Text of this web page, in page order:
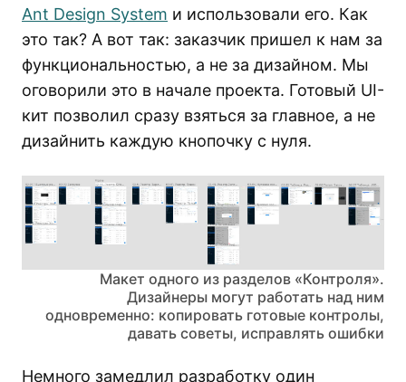
Ant Design System и использовали его. Как
это так? А вот так: заказчик пришел к нам за
функциональностью, а не за дизайном. Мы
оговорили это в начале проекта. Готовый UI-
кит позволил сразу взяться за главное, а не
дизайнить каждую кнопочку с нуля.
Макет одного из разделов «Контроля».
Дизайнеры могут работать над ним
одновременно: копировать готовые контролы,
давать советы, исправлять ошибки
Немного замедлил разработку один